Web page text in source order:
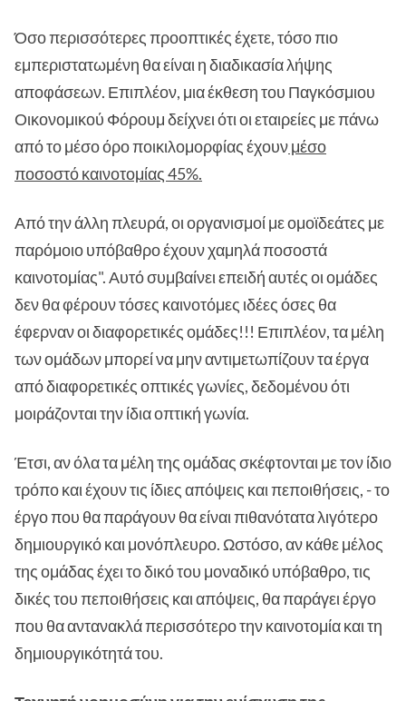
Όσο περισσότερες προοπτικές έχετε, τόσο πιο
εμπεριστατωμένη θα είναι η διαδικασία λήψης
αποφάσεων. Επιπλέον, μια έκθεση του Παγκόσμιου
Οικονομικού Φόρουμ δείχνει ότι οι εταιρείες με πάνω
από το μέσο όρο ποικιλομορφίας έχουνμέσο
ποσοστό καινοτομίας 45%.
Από την άλλη πλευρά, οι οργανισμοί με ομοϊδεάτες με
παρόμοιο υπόβαθρο έχουν χαμηλά ποσοστά
καινοτομίας". Αυτό συμβαίνει επειδή αυτές οι ομάδες
δεν θα φέρουν τόσες καινοτόμες ιδέες όσες θα
έφερναν οι διαφορετικές ομάδες!!! Επιπλέον, τα μέλη
των ομάδων μπορεί να μην αντιμετωπίζουν τα έργα
από διαφορετικές οπτικές γωνίες, δεδομένου ότι
μοιράζονται την ίδια οπτική γωνία.
Έτσι, αν όλα τα μέλη της ομάδας σκέφτονται με τον ίδιο
τρόπο και έχουν τις ίδιες απόψεις και πεποιθήσεις, - το
έργο που θα παράγουν θα είναι πιθανότατα λιγότερο
δημιουργικό και μονόπλευρο. Ωστόσο, αν κάθε μέλος
της ομάδας έχει το δικό του μοναδικό υπόβαθρο, τις
δικές του πεποιθήσεις και απόψεις, θα παράγει έργο
που θα αντανακλά περισσότερο την καινοτομία και τη
δημιουργικότητά του.